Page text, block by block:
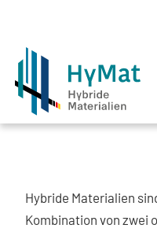
springen
Hybride Materialien
Kombination von zwei